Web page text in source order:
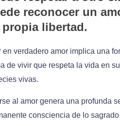
reconocer un
propia libertad.
en verdadero amor implica una
de vivir que respeta la vida en
vivas.
al amor genera una profunda
consciencia de lo